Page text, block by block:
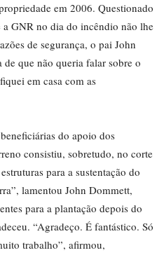
em 2006. Questionado
a GNR no dia do incêndio não lhe
de segurança, o pai John
que não queria falar sobre o
em casa com as
do apoio dos
consistiu, sobretudo, no corte
para a sustentação do
lamentou John Dommett,
para a plantação depois do
“Agradeço. É fantástico. Só
trabalho”, afirmou,